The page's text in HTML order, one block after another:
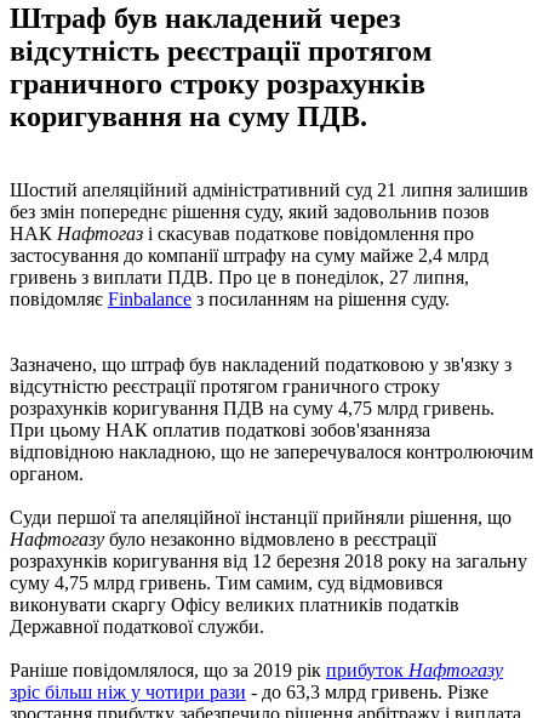
Штраф був накладений через
відсутність реєстрації протягом
граничного строку розрахунків
коригування на суму ПДВ.
Шостий апеляційний адміністративний суд 21 липня залишив
без змін попереднє рішення суду, який задовольнив позов
НАК Нафтогаз і скасував податкове повідомлення про
застосування до компанії штрафу на суму майже 2,4 млрд
гривень з виплати ПДВ. Про це в понеділок, 27 липня,
повідомляє Finbalance з посиланням на рішення суду.
Зазначено, що штраф був накладений податковою у зв'язку з
відсутністю реєстрації протягом граничного строку
розрахунків коригування ПДВ на суму 4,75 млрд гривень.
При цьому НАК оплатив податкові зобов'язанняза
відповідною накладною, що не заперечувалося контролюючим
органом.
Суди першої та апеляційної інстанції прийняли рішення, що
Нафтогазу було незаконно відмовлено в реєстрації
розрахунків коригування від 12 березня 2018 року на загальну
суму 4,75 млрд гривень. Тим самим, суд відмовився
виконувати скаргу Офісу великих платників податків
Державної податкової служби.
Раніше повідомлялося, що за 2019 рік прибуток Нафтогазу
зріс більш ніж у чотири рази - до 63,3 млрд гривень. Різке
зростання прибутку забезпечило рішення арбітражу і виплата